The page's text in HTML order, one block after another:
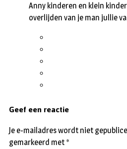
Anny kinderen en klein
overlijden van je man jullie
Geef een reactie
Je e-mailadres wordt niet
gemarkeerd met *